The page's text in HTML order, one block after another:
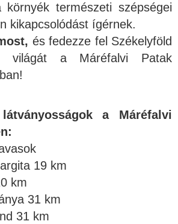
természeti szépségei
kikapcsolódást ígérnek.
és fedezze fel Székelyföld
világát a Máréfalvi Patak
a Máréfalvi
19 km
km
31 km
31 km